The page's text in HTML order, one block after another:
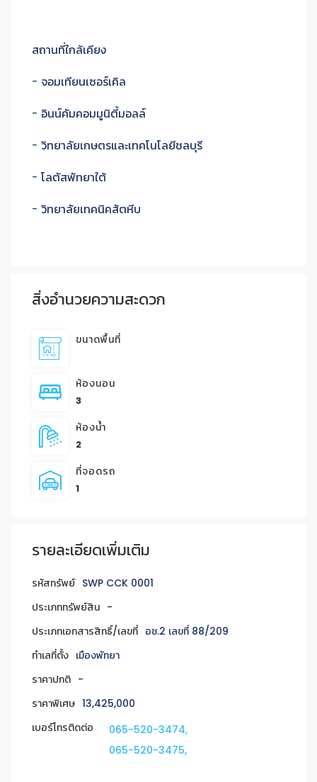
สถานที่ใกล้เคียง
- จอมเทียนเซอร์เคิล
- อินน์คัมคอมมูนิตี้มอลล์
- วิทยาลัยเกษตรและเทคโนโลยีชลบุรี
- โลตัสพัทยาใต้
- วิทยาลัยเทคนิคสัตหีบ
สิ่งอำนวยความสะดวก
ขนาดพื้นที่
ห้องนอน
3
ห้องน้ำ
2
ที่จอดรถ
1
รายละเอียดเพิ่มเติม
รหัสทรัพย์ SWP CCK 0001
ประเภททรัพย์สิน -
ประเภทเอกสารสิทธิ์/เลขที่ อช.2 เลขที่ 88/209
ทำเลที่ตั้ง เมืองพัทยา
ราคาปกติ -
ราคาพิเศษ 13,425,000
เบอร์โทรติดต่อ
065-520-3474,
065-520-3475,